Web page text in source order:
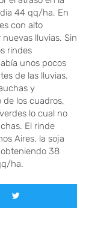
44 qq/ha. En
con alto
lluvias. Sin
rindes
unos pocos
de las lluvias.
y
de los cuadros,
lo cual no
El rinde
Aires, la soja
38
ha.